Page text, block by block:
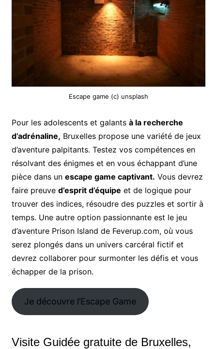
Escape game (c) unsplash
Pour les adolescents et galants à la recherche
d’adrénaline, Bruxelles propose une variété de jeux
d’aventure palpitants. Testez vos compétences en
résolvant des énigmes et en vous échappant d’une
pièce dans un escape game captivant. Vous devrez
faire preuve d’esprit d’équipe et de logique pour
trouver des indices, résoudre des puzzles et sortir à
temps. Une autre option passionnante est le jeu
d’aventure Prison Island de Feverup.com, où vous
serez plongés dans un univers carcéral fictif et
devrez collaborer pour surmonter les défis et vous
échapper de la prison.
Je découvre l’Escape Game
Visite Guidée gratuite de Bruxelles,